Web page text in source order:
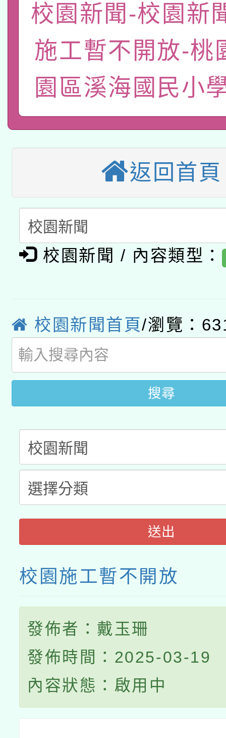
國立臺灣師範大學辦理
年度健康促進學校輔導
業成長研習」實施計畫
函轉國家教育研究院中
原住民族教育政策研討
轉知教育部國民及學前
新北市政府教育局辦理
師專業成長研習實施計
方素養工作坊新北場」
函轉國立臺灣師範大學
族語言臺北學習中心
「族語學習班」招生簡
轉知有關國立成功大學
文教學共融平台-教案
件」活動簡章
教育部國民及學前教育
接種對象擴大為「滿6
接種之民眾」措施，延
月28日止
業技術研究院辦理「
用水績優單位及節水達
動」
115年8月22日(星期六
開 智慧啟航」
2026年桃園地景藝術
「2026桃園藝術巡演
關事宜
轉知教育部國民及學前
國立臺灣師範大學辦
業成長研習」實施計畫
函轉國家教育研究院中
族教育國際趨勢與發展
新北市政府教育局辦理
師專業成長研習實施計
方素養工作坊新北場」
函轉國立臺灣師範大學
族語言臺北學習中心
「族語學習班」招生簡
轉知有關國立成功大學
文教學共融平台-教案
教育部國民及學前教育
年度COVID-19疫苗接
接種之民眾」措施，延
月28日止
校園新聞-校園新
施工暫不開放-桃
園區溪海國民小
返回首頁
校園新聞 / 內容類型：
校園新聞首頁/瀏覽：
搜尋
送出
校園施工暫不開放
發佈者：戴玉珊
發佈時間：2025-03-19
內容狀態：啟用中